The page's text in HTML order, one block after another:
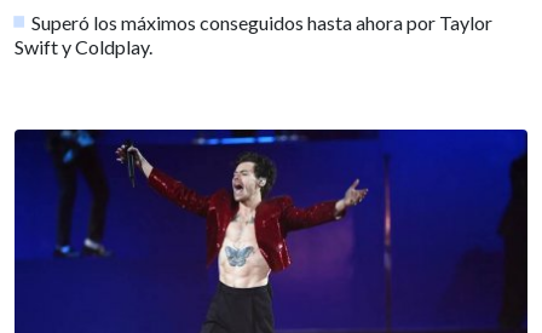
Superó los máximos conseguidos hasta ahora por Taylor
Swift y Coldplay.